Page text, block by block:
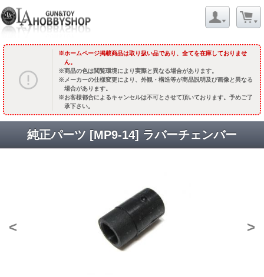
ホームページ掲載商品は取り扱い品であり、全てを在庫しておりませ
ん。
商品の色は閲覧環境により実際と異なる場合があります。
メーカーの仕様変更により、外観・構造等が商品説明及び画像と異なる
場合があります。
お客様都合によるキャンセルは不可とさせて頂いております。予めご了
承下さい。
純正パーツ [MP9-14] ラバーチェンバー
< >